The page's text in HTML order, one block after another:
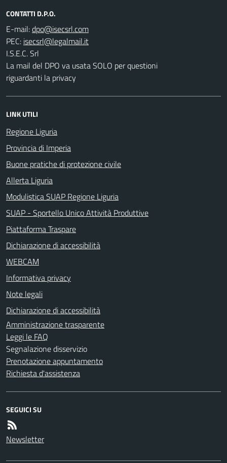
CONTATTI D.P.O.
E-mail:
PEC:
I.S.E.C. Srl
La mail del DPO va usata SOLO per questioni
riguardanti la privacy
LINK UTILI
Regione Liguria
Provincia di Imperia
Buone pratiche di protezione civile
Allerta Liguria
Modulistica SUAP Regione Liguria
SUAP - Sportello Unico Attività Produttive
Piattaforma Traspare
Dichiarazione di accessibilità
WEBCAM
Informativa privacy
Note legali
Dichiarazione di accessibilità
Amministrazione trasparente
Leggi le FAQ
Segnalazione disservizio
Prenotazione appuntamento
Richiesta d'assistenza
SEGUICI SU
Newsletter